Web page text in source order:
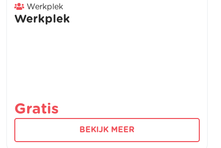
Werkplek
Werkplek
Gratis
BEKIJK MEER